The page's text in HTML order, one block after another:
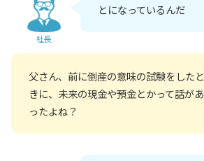
社長
とになっているんだ
父さん、前に倒産の意味の試験をしたと
きに、未来の現金や預金とかって話があ
ったよね？